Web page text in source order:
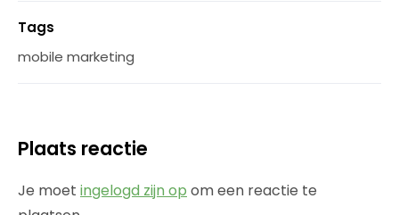
Tags
mobile marketing
Plaats reactie
Je moet ingelogd zijn op om een reactie te